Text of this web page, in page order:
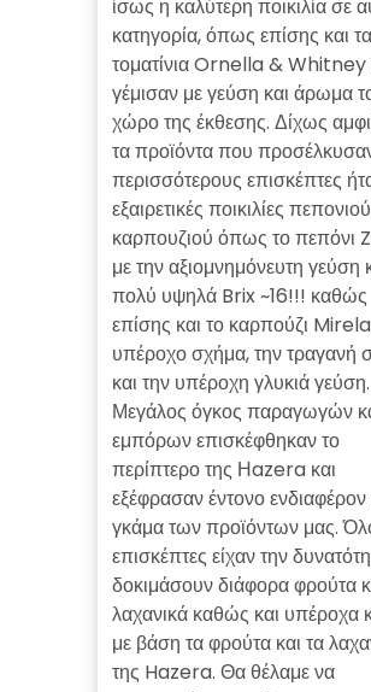
ίσως η καλύτερη ποικιλία σε
κατηγορία, όπως επίσης και τα
τοματίνια Ornella &
γέμισαν με γεύση και άρωμα
χώρο της έκθεσης. Δίχως
τα προϊόντα που
περισσότερους επισκέπτες
εξαιρετικές ποικιλίες
καρπουζιού όπως το πεπόνι
με την αξιομνημόνευτη γεύση
πολύ υψηλά Brix ~16!!! καθώς
επίσης και το καρπούζι
υπέροχο σχήμα, την τραγανή
και την υπέροχη γλυκιά γεύση.
Μεγάλος όγκος παραγωγών
εμπόρων επισκέφθηκαν το
περίπτερο της Ηazera και
εξέφρασαν έντονο ενδιαφέρον
γκάμα των προϊόντων μας.
επισκέπτες είχαν την
δοκιμάσουν διάφορα φρούτα
λαχανικά καθώς και υπέροχα
με βάση τα φρούτα και τα
της Hazera. Θα θέλαμε να